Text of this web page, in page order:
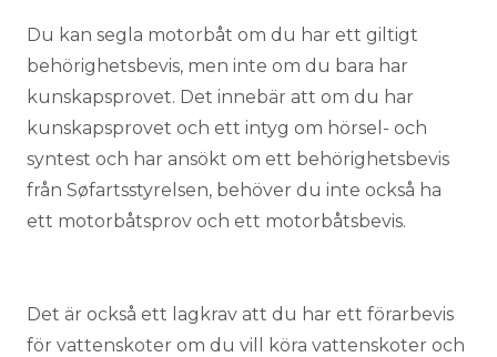
Du kan segla motorbåt om du har ett giltigt
behörighetsbevis, men inte om du bara har
kunskapsprovet. Det innebär att om du har
kunskapsprovet och ett intyg om hörsel- och
syntest och har ansökt om ett behörighetsbevis
från Søfartsstyrelsen, behöver du inte också ha
ett motorbåtsprov och ett motorbåtsbevis.
Det är också ett lagkrav att du har ett förarbevis
för vattenskoter om du vill köra vattenskoter och